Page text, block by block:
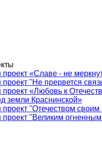
«Славе - не
"Не прервется
«Любовь к
земли Краснинской»
"Отечеством своим
"Великим